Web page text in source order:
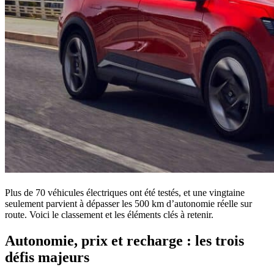
Plus de 70 véhicules électriques ont été testés, et une vingtaine
seulement parvient à dépasser les 500 km d’autonomie réelle sur
route. Voici le classement et les éléments clés à retenir.
Autonomie, prix et recharge : les trois
défis majeurs